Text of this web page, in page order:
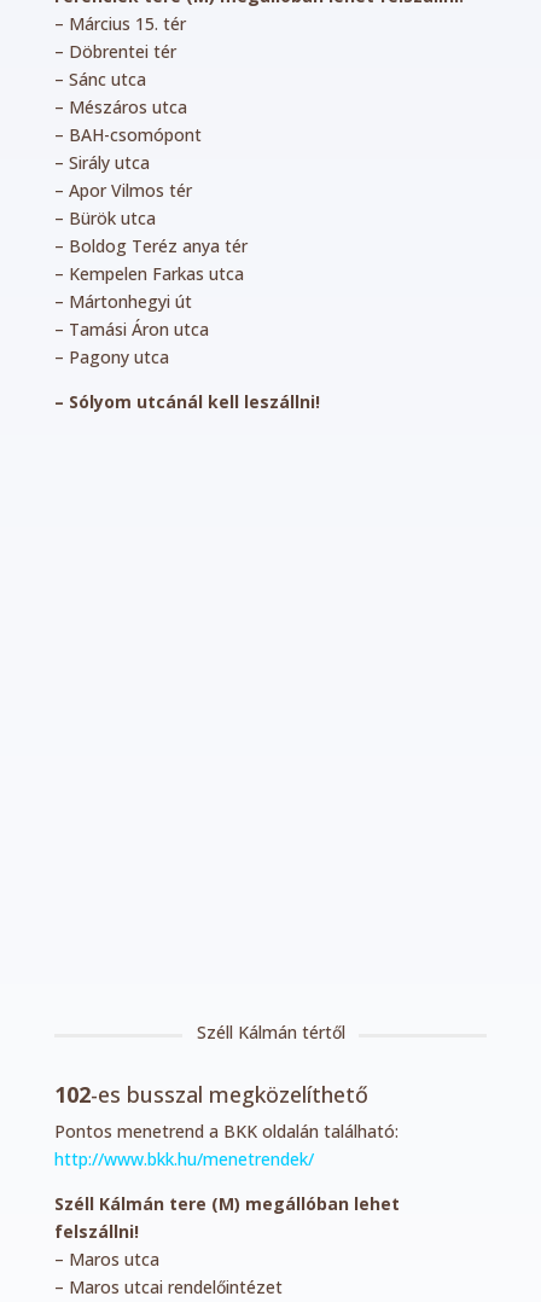
– Március 15. tér
– Döbrentei tér
– Sánc utca
– Mészáros utca
– BAH-csomópont
– Sirály utca
– Apor Vilmos tér
– Bürök utca
– Boldog Teréz anya tér
– Kempelen Farkas utca
– Mártonhegyi út
– Tamási Áron utca
– Pagony utca
– Sólyom utcánál kell leszállni!
Széll Kálmán tértől
102-es busszal megközelíthető
Pontos menetrend a BKK oldalán található:
http://www.bkk.hu/menetrendek/
Széll Kálmán tere (M) megállóban lehet
felszállni!
– Maros utca
– Maros utcai rendelőintézet